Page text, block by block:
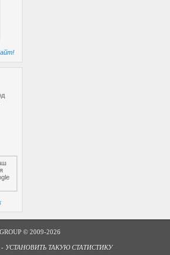
© 2009-2026
- УСТАНОВИТЬ ТАКУЮ СТАТИСТИКУ